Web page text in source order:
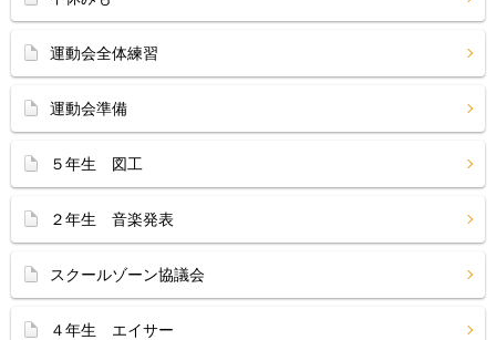
運動会全体練習
運動会準備
５年生 図工
２年生 音楽発表
スクールゾーン協議会
４年生 エイサー